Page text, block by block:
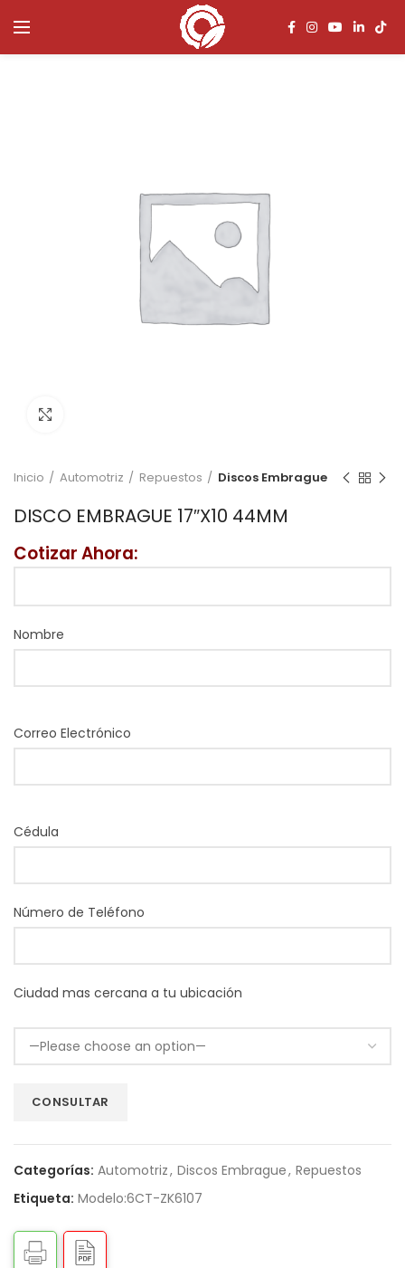
Inicio Automotriz Repuestos Discos Embrague
DISCO EMBRAGUE 17″X10 44MM
Cotizar Ahora:
Nombre
Correo Electrónico
Cédula
Número de Teléfono
Ciudad mas cercana a tu ubicación
Categorías: Automotriz, Discos Embrague, Repuestos
Etiqueta: Modelo:6CT-ZK6107